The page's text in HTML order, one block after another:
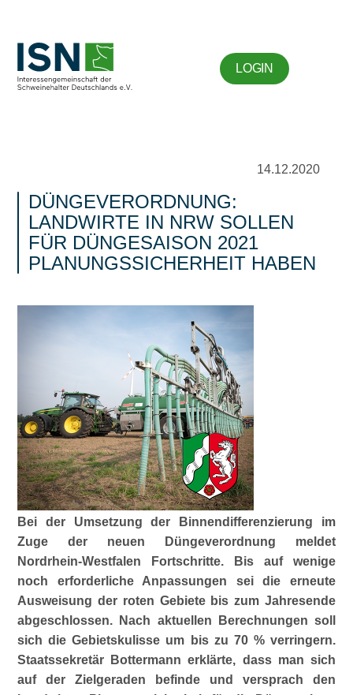
LOGIN
14.12.2020
DÜNGEVERORDNUNG:
LANDWIRTE IN NRW SOLLEN
FÜR DÜNGESAISON 2021
PLANUNGSSICHERHEIT HABEN
Bei der Umsetzung der Binnendifferenzierung im
Zuge der neuen Düngeverordnung meldet
Nordrhein-Westfalen Fortschritte. Bis auf wenige
noch erforderliche Anpassungen sei die erneute
Ausweisung der roten Gebiete bis zum Jahresende
abgeschlossen. Nach aktuellen Berechnungen soll
sich die Gebietskulisse um bis zu 70 % verringern.
Staatssekretär Bottermann erklärte, dass man sich
auf der Zielgeraden befinde und versprach den